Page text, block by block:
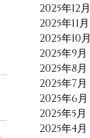
2025年12月
2025年11月
2025年10月
2025年9月
2025年8月
2025年7月
2025年6月
2025年5月
2025年4月